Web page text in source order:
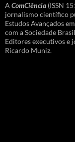
A ComCiência (ISSN
jornalismo científico
Estudos Avançados
com a Sociedade
Editores executivos e
Ricardo Muniz.